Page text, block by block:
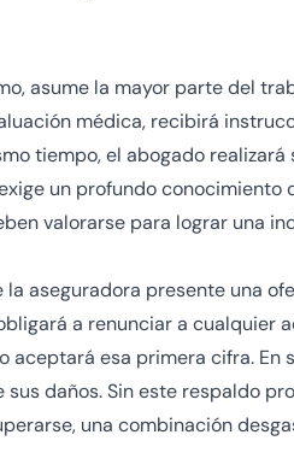
asume la mayor parte del
médica, recibirá
tiempo, el abogado
un profundo conocimiento
valorarse para lograr una
aseguradora presente una
a renunciar a cualquier
esa primera cifra. En
daños. Sin este respaldo
una combinación